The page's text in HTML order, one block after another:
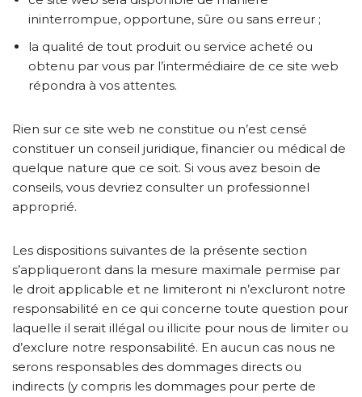
ininterrompue, opportune, sûre ou sans erreur ;
la qualité de tout produit ou service acheté ou
obtenu par vous par l’intermédiaire de ce site web
répondra à vos attentes.
Rien sur ce site web ne constitue ou n’est censé
constituer un conseil juridique, financier ou médical de
quelque nature que ce soit. Si vous avez besoin de
conseils, vous devriez consulter un professionnel
approprié.
Les dispositions suivantes de la présente section
s’appliqueront dans la mesure maximale permise par
le droit applicable et ne limiteront ni n’excluront notre
responsabilité en ce qui concerne toute question pour
laquelle il serait illégal ou illicite pour nous de limiter ou
d’exclure notre responsabilité. En aucun cas nous ne
serons responsables des dommages directs ou
indirects (y compris les dommages pour perte de